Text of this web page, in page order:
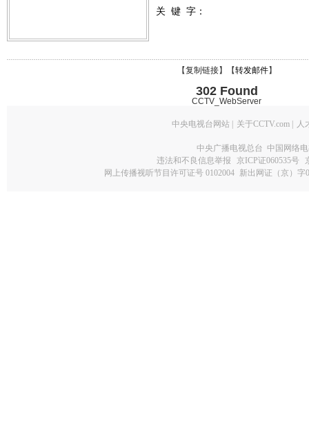
关 键 字：
【复制链接】【转发邮件】
302 Found
CCTV_WebServer
中央电视台网站 关于CCTV.com 人
中央广播电视总台 中国网络
违法和不良信息举报
京ICP证060535号
网上传播视听节目许可证号 0102004 新出网证（京）